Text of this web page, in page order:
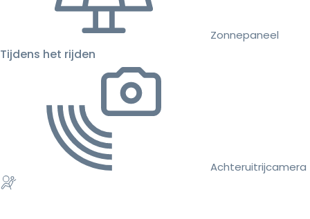
Zonnepaneel
Tijdens het rijden
Achteruitrijcamera